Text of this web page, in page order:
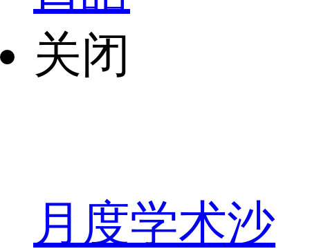
关闭
月度学术沙